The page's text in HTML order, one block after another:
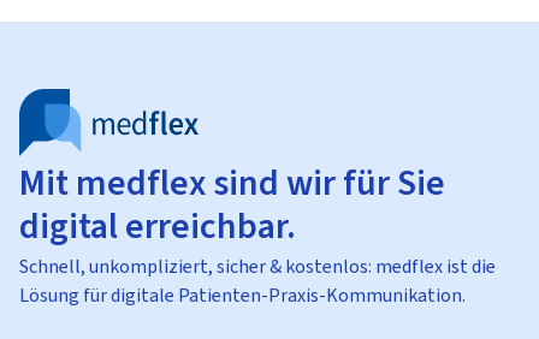
Mit medflex sind wir für Sie
digital erreichbar.
Schnell, unkompliziert, sicher & kostenlos: medflex ist die
Lösung für digitale Patienten-Praxis-Kommunikation.